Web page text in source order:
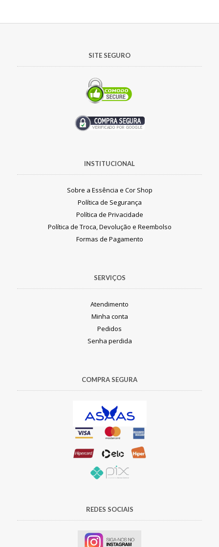
SITE SEGURO
INSTITUCIONAL
Sobre a Essência e Cor Shop
Política de Segurança
Política de Privacidade
Política de Troca, Devolução e Reembolso
Formas de Pagamento
SERVIÇOS
Atendimento
Minha conta
Pedidos
Senha perdida
COMPRA SEGURA
REDES SOCIAIS